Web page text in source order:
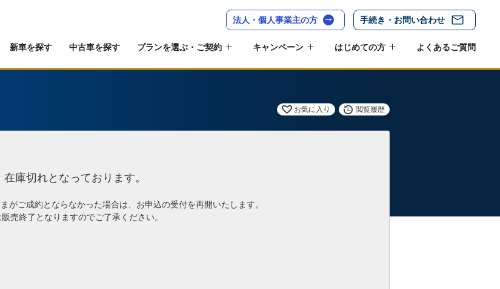
法人・個人事業主の方 手続き・お問い合わせ
新車を探す 中古車を探す プランを選ぶ・ご契約 キャンペーン はじめての方 よくあるご質問
お気に入り 閲覧履歴
庫切れとなっております。
がご成約とならなかった場合は、お申込の受付を再開いたします。
売終了となりますのでご了承ください。